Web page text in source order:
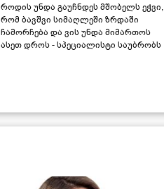
როდის უნდა გაუჩნდეს მშობელს ეჭვი,
რომ ბავშვი სიმაღლეში ზრდაში
ჩამორჩება და ვის უნდა მიმართოს
ასეთ დროს - სპეციალისტი საუბრობს